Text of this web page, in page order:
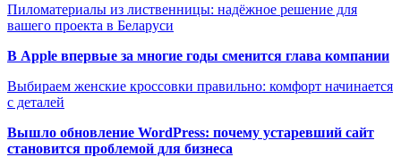
Пиломатериалы из лиственницы: надёжное решение для
вашего проекта в Беларуси
В Apple впервые за многие годы сменится глава компании
Выбираем женские кроссовки правильно: комфорт начинается
с деталей
Вышло обновление WordPress: почему устаревший сайт
становится проблемой для бизнеса